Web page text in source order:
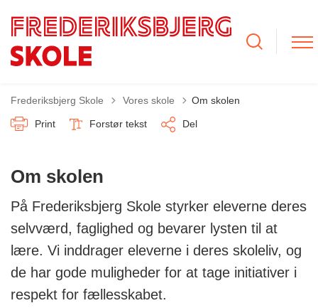
Frederiksbjerg Skole Tilbage til
Vores skole Om skolen
Print Forstør tekst Del
Om skolen
På Frederiksbjerg Skole styrker eleverne deres
selvværd, faglighed og bevarer lysten til at
lære. Vi inddrager eleverne i deres skoleliv, og
de har gode muligheder for at tage initiativer i
respekt for fællesskabet.